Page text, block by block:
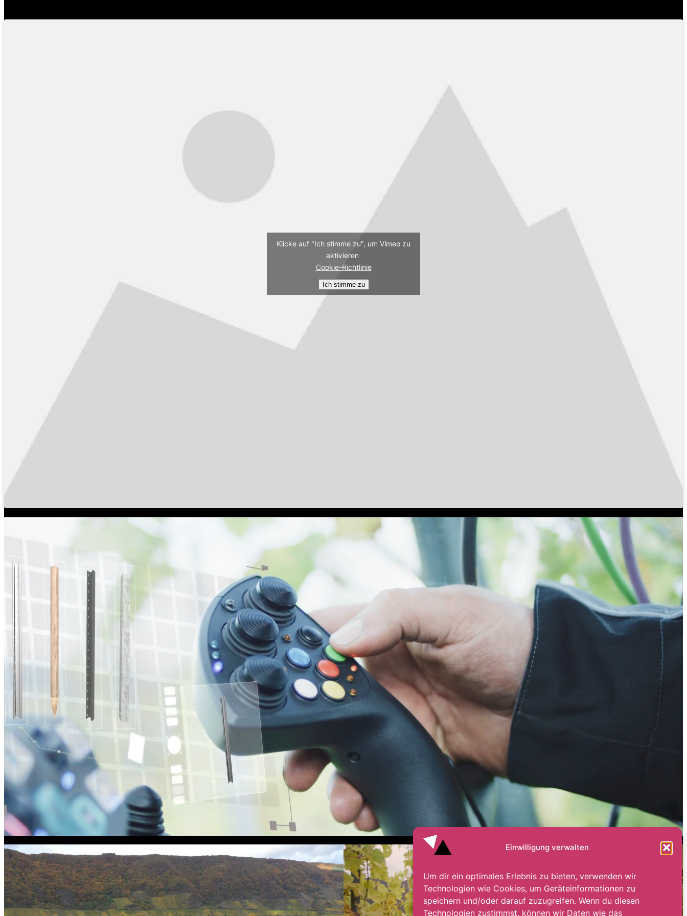
Einwilligung verwalten
Um dir ein optimales Erlebnis zu bieten, verwenden wir
Technologien wie Cookies, um Geräteinformationen zu
speichern und/oder darauf zuzugreifen. Wenn du diesen
Technologien zustimmst, können wir Daten wie das
Klicke auf "Ich stimme zu", um Vimeo zu
aktivieren
Cookie-Richtlinie
Ich stimme zu